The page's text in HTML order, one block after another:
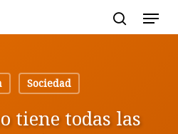
Sociedad
tiene todas las